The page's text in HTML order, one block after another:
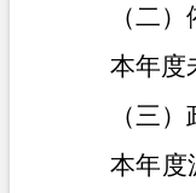
（二）
本年度
（三）
本年度